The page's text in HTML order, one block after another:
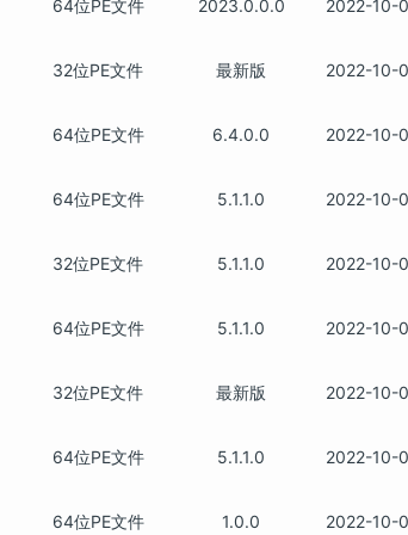
64位PE文件 2023.0.0.0 2022-10-
32位PE文件 最新版 2022-10-
64位PE文件 6.4.0.0 2022-10-
64位PE文件 5.1.1.0 2022-10-
32位PE文件 5.1.1.0 2022-10-
64位PE文件 5.1.1.0 2022-10-
32位PE文件 最新版 2022-10-
64位PE文件 5.1.1.0 2022-10-
64位PE文件 1.0.0 2022-10-